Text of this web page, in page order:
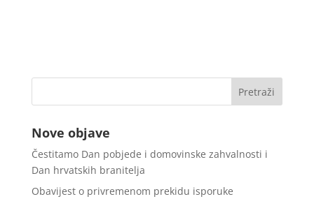
Nove objave
Čestitamo Dan pobjede i domovinske zahvalnosti i
Dan hrvatskih branitelja
Obavijest o privremenom prekidu isporuke